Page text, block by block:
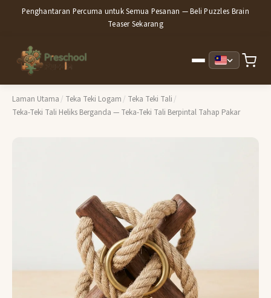
Penghantaran Percuma untuk Semua Pesanan — Beli Puzzles Brain
Teaser Sekarang
Laman Utama / Teka Teki Logam / Teka Teki Tali /
Teka-Teki Tali Heliks Berganda — Teka-Teki Tali Berpintal Tahap Pakar